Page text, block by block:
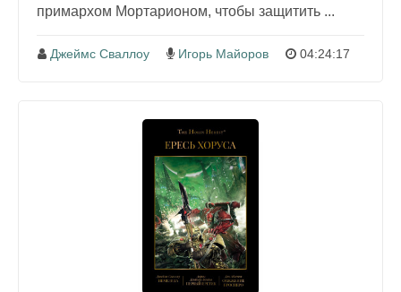
примархом Мортарионом, чтобы защитить ...
Джеймс Сваллоу Игорь Майоров 04:24:17